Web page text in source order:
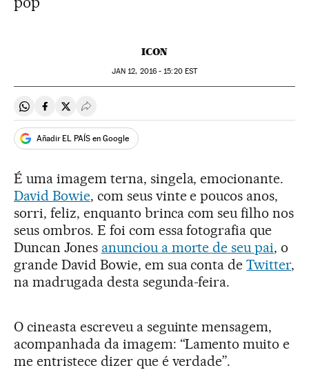
ICON
JAN 12, 2016 - 15:20EST
Compartir en Whatsapp
Compartir en Facebook
Compartir en Twitter
Desplegar Redes Sociales
Añadir EL PAÍS en Google
É uma imagem terna, singela, emocionante.
David Bowie, com seus vinte e poucos anos,
sorri, feliz, enquanto brinca com seu filho nos
seus ombros. E foi com essa fotografia que
Duncan Jones anunciou a morte de seu pai, o
grande David Bowie, em sua conta deTwitter,
na madrugada desta segunda-feira.
O cineasta escreveu a seguinte mensagem,
acompanhada da imagem: “Lamento muito e
me entristece dizer que é verdade”.